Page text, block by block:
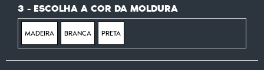
3 - ESCOLHA A COR DA MOLDURA
MADEIRA BRANCA PRETA